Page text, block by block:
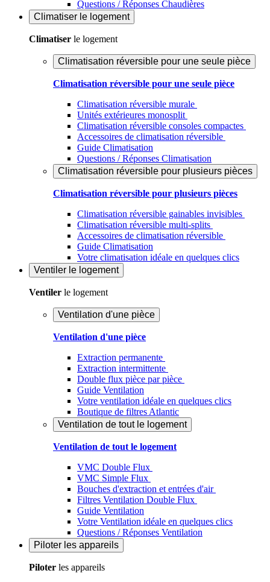
Questions / Réponses Chaudières
Climatiser le logement
Climatiser le logement
Climatisation réversible pour une seule pièce
Climatisation réversible pour une seule pièce
Climatisation réversible murale
Unités extérieures monosplit
Climatisation réversible consoles compactes
Accessoires de climatisation réversible
Guide Climatisation
Questions / Réponses Climatisation
Climatisation réversible pour plusieurs pièces
Climatisation réversible pour plusieurs pièces
Climatisation réversible gainables invisibles
Climatisation réversible multi-splits
Accessoires de climatisation réversible
Guide Climatisation
Votre climatisation idéale en quelques clics
Ventiler le logement
Ventiler le logement
Ventilation d'une pièce
Ventilation d'une pièce
Extraction permanente
Extraction intermittente
Double flux pièce par pièce
Guide Ventilation
Votre ventilation idéale en quelques clics
Boutique de filtres Atlantic
Ventilation de tout le logement
Ventilation de tout le logement
VMC Double Flux
VMC Simple Flux
Bouches d'extraction et entrées d'air
Filtres Ventilation Double Flux
Guide Ventilation
Votre Ventilation idéale en quelques clics
Questions / Réponses Ventilation
Piloter les appareils
Piloter les appareils